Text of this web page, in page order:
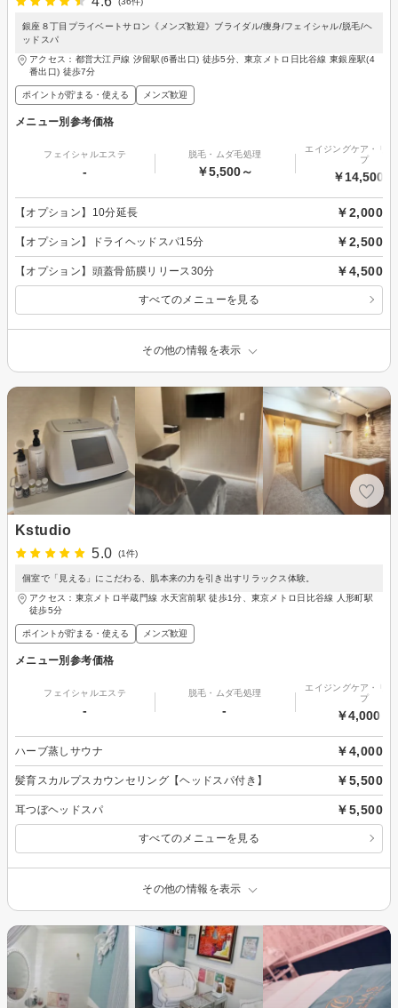
銀座８丁目プライベートサロン《メンズ歓迎》ブライダル/痩身/フェイシャル/脱毛/ヘ
ッドスパ
アクセス：都営大江戸線 汐留駅(6番出口) 徒歩5分、東京メトロ日比谷線 東銀座駅(4
番出口) 徒歩7分
ポイントが貯まる・使える メンズ歓迎
メニュー別参考価格
フェイシャルエステ
-
脱毛・ムダ毛処理
￥5,500～
エイジングケア・リ
プ
￥14,500～
【オプション】10分延長 ￥2,000
【オプション】ドライヘッドスパ15分 ￥2,500
【オプション】頭蓋骨筋膜リリース30分 ￥4,500
すべてのメニューを見る
その他の情報を表示
Kstudio
5.0
(1件)
個室で「見える」にこだわる、肌本来の力を引き出すリラックス体験。
アクセス：東京メトロ半蔵門線 水天宮前駅 徒歩1分、東京メトロ日比谷線 人形町駅
徒歩5分
ポイントが貯まる・使える メンズ歓迎
メニュー別参考価格
フェイシャルエステ
-
脱毛・ムダ毛処理
-
エイジングケア・リ
プ
￥4,000～
ハーブ蒸しサウナ ￥4,000
髪育スカルプスカウンセリング【ヘッドスパ付き】 ￥5,500
耳つぼヘッドスパ ￥5,500
すべてのメニューを見る
その他の情報を表示